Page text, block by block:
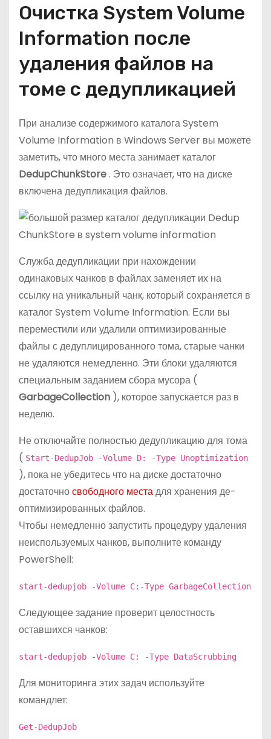
Очистка System Volume
Information после
удаления файлов на
томе с дедупликацией
При анализе содержимого каталога System
Volume Information в Windows Server вы можете
заметить, что много места занимает каталог
DedupChunkStore. Это означает, что на диске
включена дедупликация файлов.
Служба дедупликации при нахождении
одинаковых чанков в файлах заменяет их на
ссылку на уникальный чанк, который сохраняется в
каталог System Volume Information. Если вы
переместили или удалили оптимизированные
файлы с дедуплицированного тома, старые чанки
не удаляются немедленно. Эти блоки удаляются
специальным заданием сбора мусора (
GarbageCollection ), которое запускается раз в
неделю.
Не отключайте полностью дедупликацию для тома
( Start-DedupJob -Volume D: -Type Unoptimization
), пока не убедитесь что на диске достаточно
достаточносвободного местадля хранения де-
оптимизированных файлов.
Чтобы немедленно запустить процедуру удаления
неиспользуемых чанков, выполните команду
PowerShell:
start-dedupjob -Volume C:-Type GarbageCollection
Следующее задание проверит целостность
оставшихся чанков:
start-dedupjob -Volume C: -Type DataScrubbing
Для мониторинга этих задач используйте
командлет:
Get-DedupJob